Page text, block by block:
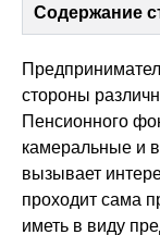
Содержание
стороны
Пенсионного
камеральные и
вызывает
проходит сама
иметь в виду